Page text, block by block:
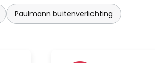
Paulmann buitenverlichting